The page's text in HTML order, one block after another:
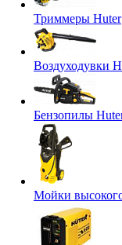
Триммеры Huter
Воздуходувки
Бензопилы
Мойки